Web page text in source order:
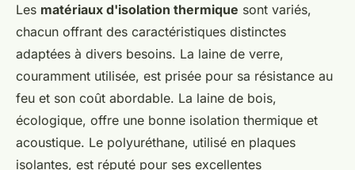
Les matériaux d'isolation thermique sont variés,
chacun offrant des caractéristiques distinctes
adaptées à divers besoins. La laine de verre,
couramment utilisée, est prisée pour sa résistance au
feu et son coût abordable. La laine de bois,
écologique, offre une bonne isolation thermique et
acoustique. Le polyuréthane, utilisé en plaques
isolantes, est réputé pour ses excellentes